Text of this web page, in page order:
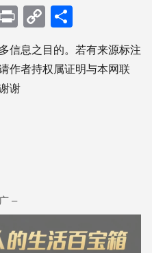
PrintCopy
Link享
信息之目的。若有来源标注
作者持权属证明与本网联
谢
–